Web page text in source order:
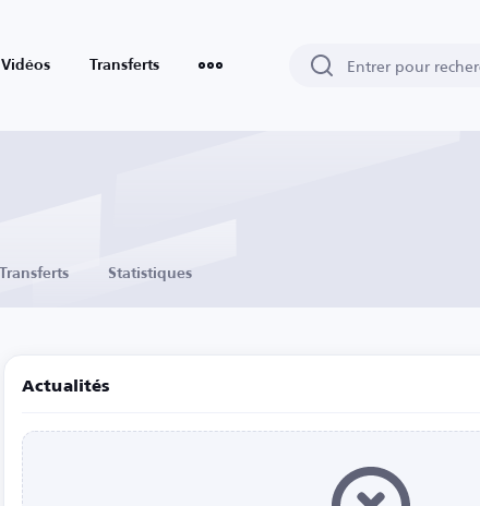
Vidéos Transferts
Transferts Statistiques
Actualités